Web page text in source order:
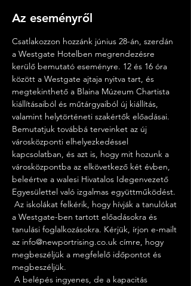
Az eseményről
Csatlakozzon hozzánk június 28-án, szerdán
a Westgate Hotelben megrendezésre
kerülő bemutató eseményre. 12 és 16 óra
között a Westgate ajtaja nyitva tart, és
megtekinthető a Blaina Múzeum Chartista
kiállításaiból és műtárgyaiból új kiállítás,
valamint helytörténeti szakértők előadásai.
Bemutatjuk továbbá terveinket az új
városközponti elhelyezkedéssel
kapcsolatban, és azt is, hogy mit hozunk a
városközpontba az elkövetkező két évben,
beleértve a walesi Hivatalos Idegenvezető
Egyesülettel való izgalmas együttműködést.
a Westgate-ben tartott előadásokra és
tanulási foglalkozásokra. Kérjük, írjon e-mailt
az info@newportrising.co.uk címre, hogy
megbeszéljük a megfelelő időpontot és
megbeszéljük.